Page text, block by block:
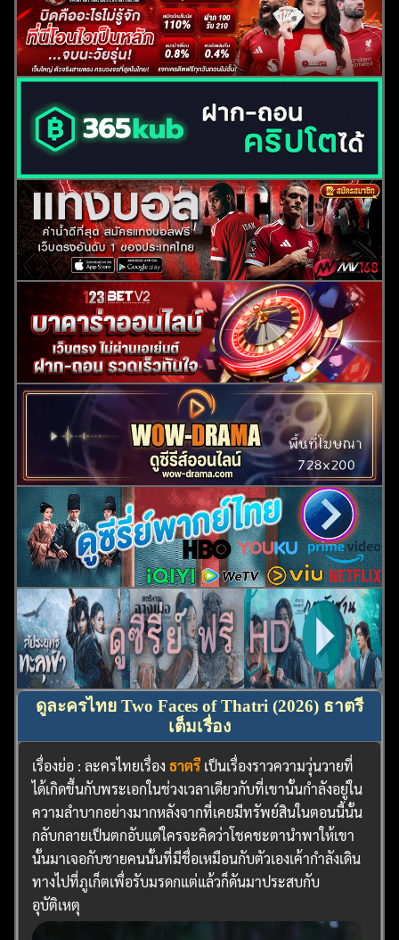
ค้นหา
สำหรับ:
ดูละครไทย Two Faces of Thatri (2026) ธาตรี
เต็มเรื่อง
เรื่องย่อ : ละครไทยเรื่องธาตรี เป็นเรื่องราวความวุ่นวายที่
ได้เกิดขึ้นกับพระเอกในช่วงเวลาเดียวกับที่เขานั้นกำลังอยู่ใน
ความลำบากอย่างมากหลังจากที่เคยมีทรัพย์สินในตอนนี้นั้น
กลับกลายเป็นตกอับแต่ใครจะคิดว่าโชคชะตานำพาให้เขา
นั้นมาเจอกับชายคนนั้นที่มีชื่อเหมือนกับตัวเองเค้ากำลังเดิน
ทางไปที่ภูเก็ตเพื่อรับมรดกแต่แล้วก็ดันมาประสบกับ
อุบัติเหตุ